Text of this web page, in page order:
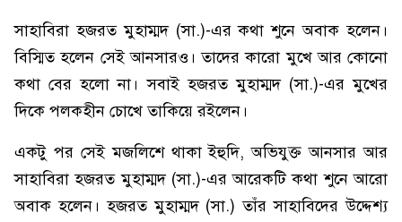
সাহাবিরা হজরত মুহাম্মদ (সা.)-এর কথা শুনে অবাক হলেন।
বিস্মিত হলেন সেই আনসারও। তাদের কারো মুখে আর কোনো
কথা বের হলো না। সবাই হজরত মুহাম্মদ (সা.)-এর মুখের
দিকে পলকহীন চোখে তাকিয়ে রইলেন।
একটু পর সেই মজলিশে থাকা ইহুদি, অভিযুক্ত আনসার আর
সাহাবিরা হজরত মুহাম্মদ (সা.)-এর আরেকটি কথা শুনে আরো
অবাক হলেন। হজরত মুহাম্মদ (সা.) তাঁর সাহাবিদের উদ্দেশ্য